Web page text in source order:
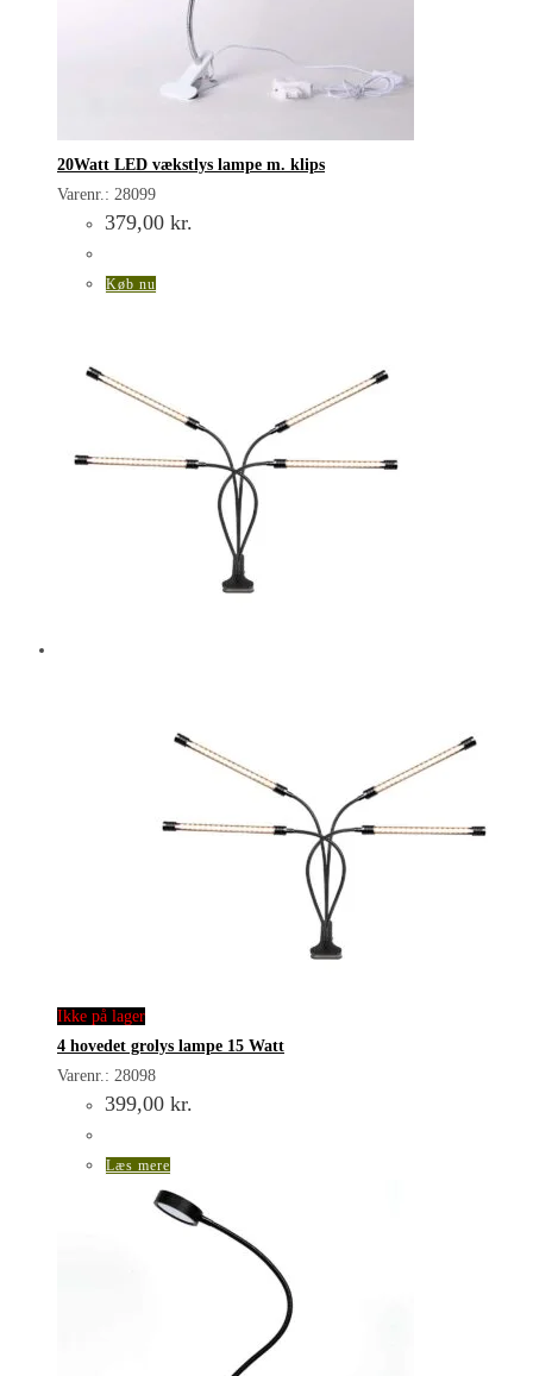
20Watt LED vækstlys lampe m. klips
Varenr.: 28099
379,00 kr.
Køb nu
Ikke på lager
4 hovedet grolys lampe 15 Watt
Varenr.: 28098
399,00 kr.
Læs mere